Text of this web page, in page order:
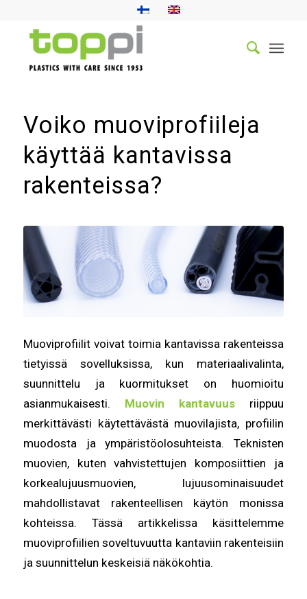
Voiko muoviprofiileja
käyttää kantavissa
rakenteissa?
Muoviprofiilit voivat toimia kantavissa rakenteissa
tietyissä sovelluksissa, kun materiaalivalinta,
suunnittelu ja kuormitukset on huomioitu
asianmukaisesti. Muovin kantavuus riippuu
merkittävästi käytettävästä muovilajista, profiilin
muodosta ja ympäristöolosuhteista. Teknisten
muovien, kuten vahvistettujen komposiittien ja
korkealujuusmuovien, lujuusominaisuudet
mahdollistavat rakenteellisen käytön monissa
kohteissa. Tässä artikkelissa käsittelemme
muoviprofiilien soveltuvuutta kantaviin rakenteisiin
ja suunnittelun keskeisiä näkökohtia.